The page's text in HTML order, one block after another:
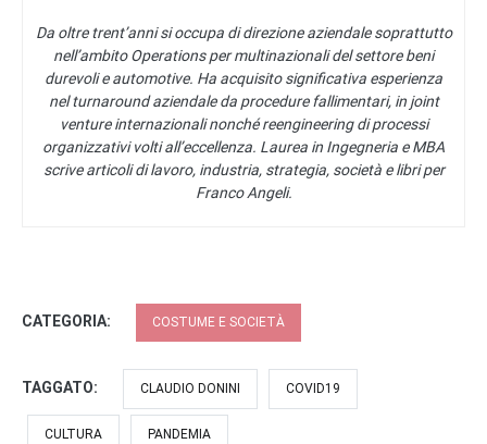
Da oltre trent’anni si occupa di direzione aziendale soprattutto
nell’ambito Operations per multinazionali del settore beni
durevoli e automotive. Ha acquisito significativa esperienza
nel turnaround aziendale da procedure fallimentari, in joint
venture internazionali nonché reengineering di processi
organizzativi volti all’eccellenza. Laurea in Ingegneria e MBA
scrive articoli di lavoro, industria, strategia, società e libri per
Franco Angeli.
CATEGORIA: COSTUME E SOCIETÀ
TAGGATO: CLAUDIO DONINI COVID19
CULTURA PANDEMIA